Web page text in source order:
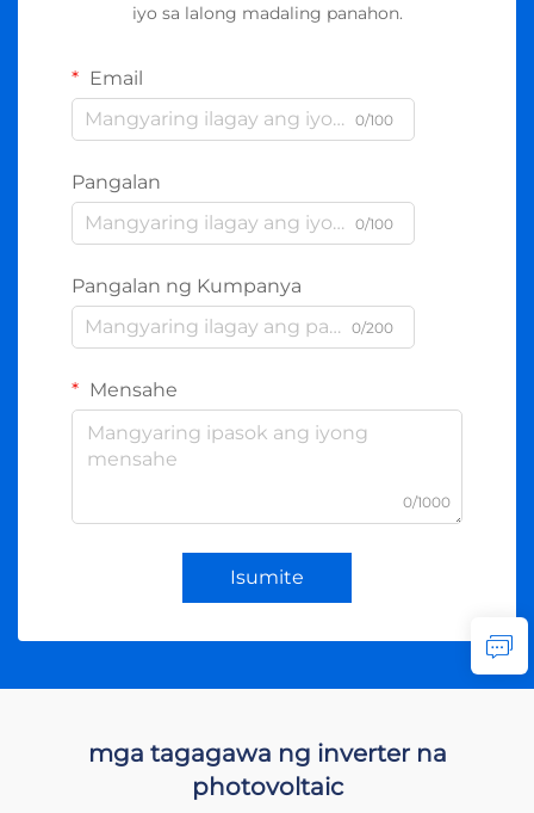
iyo sa lalong madaling panahon.
Email
0/100
Pangalan
0/100
Pangalan ng Kumpanya
0/200
Mensahe
0/1000
Isumite
mga tagagawa ng inverter na
photovoltaic